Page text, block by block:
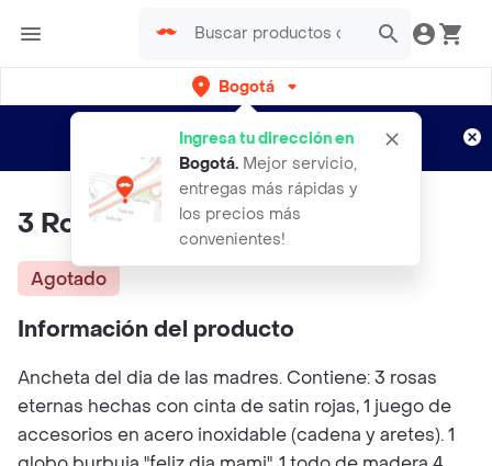
Bogotá
Ingresa tu dirección en
Bogotá. Mejor servicio,
entregas más rápidas y
los precios más
convenientes!
envíos gratis por semanas
Aplican TyC
3 Rosas Y Accesorios
Agotado
Información del producto
Ancheta del dia de las madres. Contiene: 3 rosas
eternas hechas con cinta de satin rojas, 1 juego de
accesorios en acero inoxidable (cadena y aretes). 1